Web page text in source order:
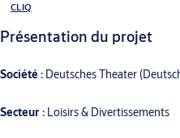
CLIQ
Présentation du projet
Société : Deutsches Theater
Secteur : Loisirs & Divertissements